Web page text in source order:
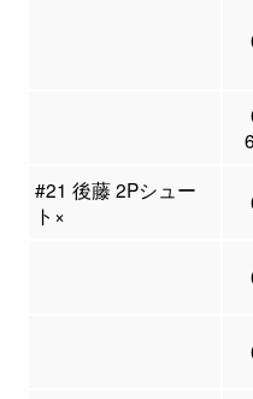
#21 後藤 2Pシュー
ト×